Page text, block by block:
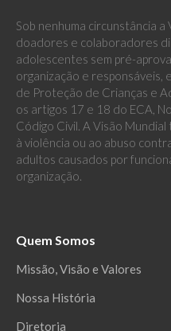
Sob nenhuma circunstância
doadores e colaboradores
adolescentes sem pré-
organização e responsáveis,
de Proteção de Crianças e
os artigos 17 e 18 do ECA,
Código Civil. A Visão
à violência ou ao abuso
adultos causados por
organização.
Quem Somos
Missão, Visão e Valores
Nossa História
Diretoria